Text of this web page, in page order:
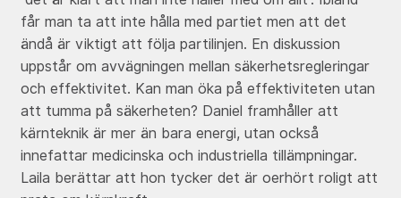
får man ta att inte hålla med partiet men att det
ändå är viktigt att följa partilinjen. En diskussion
uppstår om avvägningen mellan säkerhetsregleringar
och effektivitet. Kan man öka på effektiviteten utan
att tumma på säkerheten? Daniel framhåller att
kärnteknik är mer än bara energi, utan också
innefattar medicinska och industriella tillämpningar.
Laila berättar att hon tycker det är oerhört roligt att